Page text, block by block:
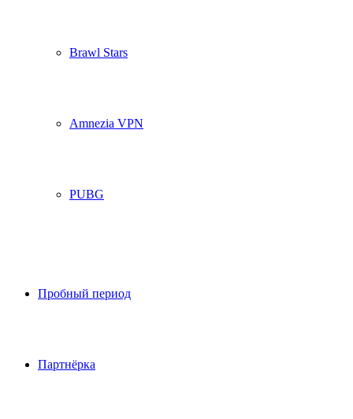
Brawl Stars
Amnezia VPN
PUBG
Пробный период
Партнёрка